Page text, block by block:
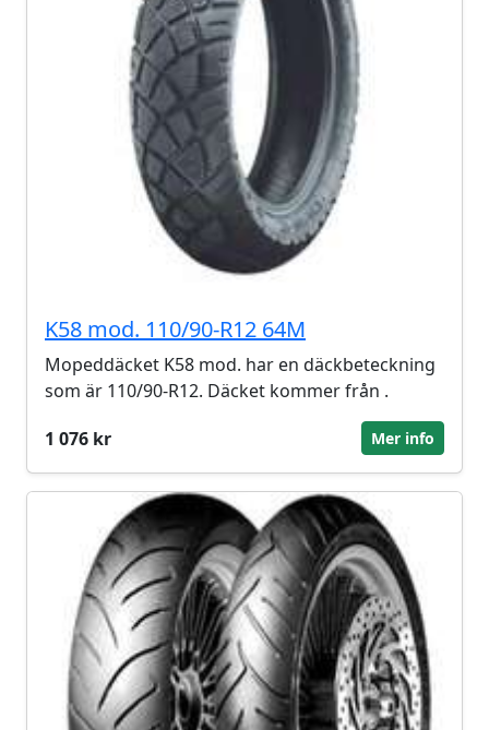
K58 mod. 110/90-R12 64M
Mopeddäcket K58 mod. har en däckbeteckning
som är 110/90-R12. Däcket kommer från .
1 076 kr
Mer info